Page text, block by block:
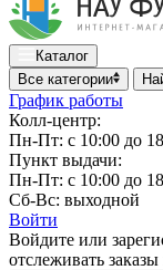
Каталог
Все категории
График работы
Колл-центр:
Пн-Пт: с 10:00 до
Пункт выдачи:
Пн-Пт: с 10:00 до
Сб-Вс: выходной
Войти
Войдите или
отслеживать